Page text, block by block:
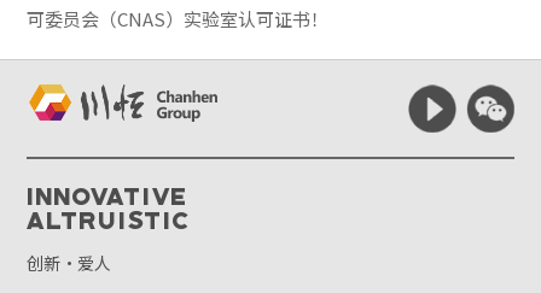
可委员会（CNAS）实验室认可证书！
Innovative
Altruistic
创新·爱人